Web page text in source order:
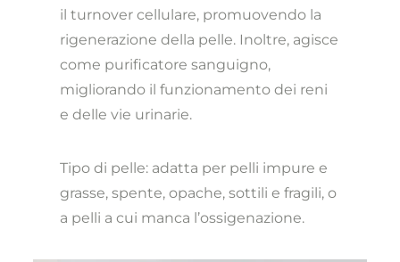
il turnover cellulare, promuovendo la
rigenerazione della pelle. Inoltre, agisce
come purificatore sanguigno,
migliorando il funzionamento dei reni
e delle vie urinarie.
Tipo di pelle: adatta per pelli impure e
grasse, spente, opache, sottili e fragili, o
a pelli a cui manca l’ossigenazione.